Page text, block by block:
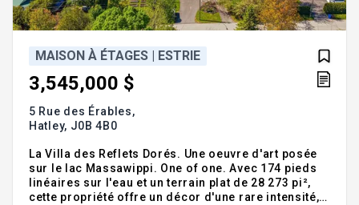
MAISON À ÉTAGES | ESTRIE
3,545,000 $
5 Rue des Érables,
Hatley, J0B 4B0
La Villa des Reflets Dorés. Une oeuvre d'art posée
sur le lac Massawippi. One of one. Avec 174 pieds
linéaires sur l'eau et un terrain plat de 28 273 pi²,
cette propriété offre un décor d'une rare intensité,